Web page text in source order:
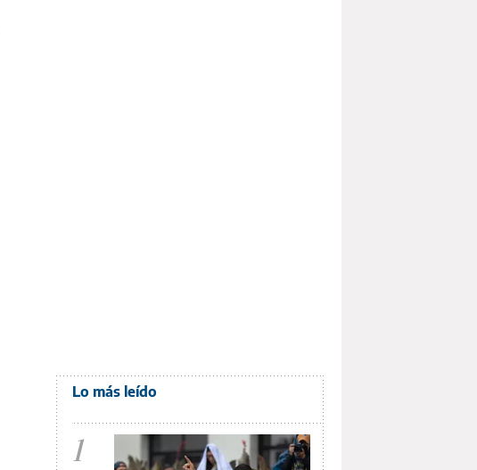
Lo más leído
1